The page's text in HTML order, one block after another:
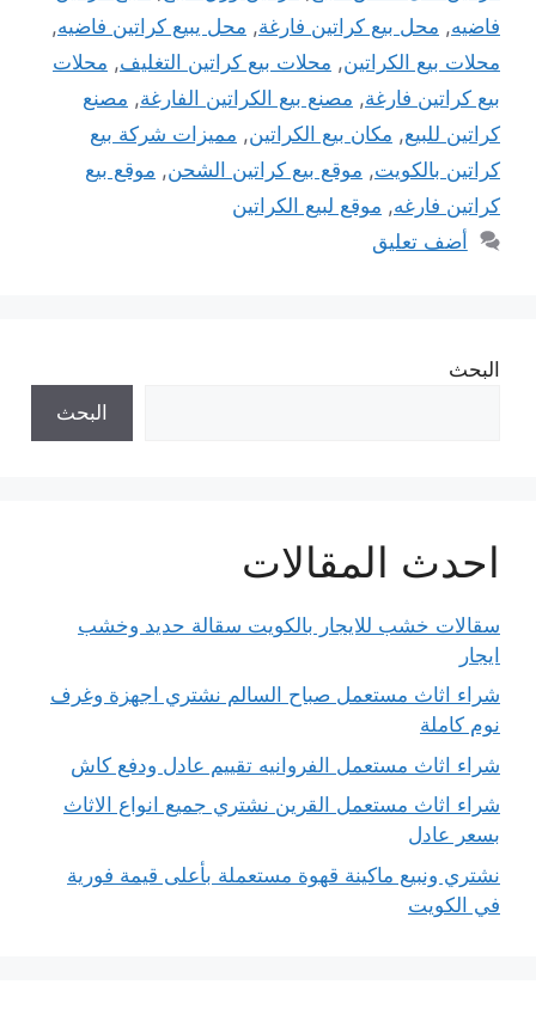
فاضيه, محل بيع كراتين فارغة, محل يبيع كراتين فاضيه,
محلات بيع الكراتين, محلات بيع كراتين التغليف, محلات
بيع كراتين فارغة, مصنع بيع الكراتين الفارغة, مصنع
كراتين للبيع, مكان بيع الكراتين, مميزات شركة بيع
كراتين بالكويت, موقع بيع كراتين الشحن, موقع بيع
كراتين فارغه, موقع لبيع الكراتين
أضف تعليق
البحث
البحث
احدث المقالات
سقالات خشب للايجار بالكويت سقالة حديد وخشب
ايجار
شراء اثاث مستعمل صباح السالم نشتري اجهزة وغرف
نوم كاملة
شراء اثاث مستعمل الفروانيه تقييم عادل ودفع كاش
شراء اثاث مستعمل القرين نشتري جميع انواع الاثاث
بسعر عادل
نشتري ونبيع ماكينة قهوة مستعملة بأعلى قيمة فورية
في الكويت